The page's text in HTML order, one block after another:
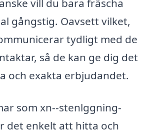
vill du bara fräscha
gångstig. Oavsett vilket,
tydligt med de
så de kan ge dig det
och exakta erbjudandet.
som xn--stenlggning-
det enkelt att hitta och